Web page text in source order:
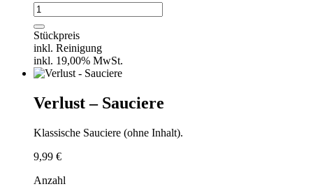
Verlust
-
Schüssel
(23
cm)
Menge
Stückpreis
inkl. Reinigung
inkl. 19,00% MwSt.
Verlust – Sauciere
Klassische Sauciere (ohne Inhalt).
9,99 €
Anzahl